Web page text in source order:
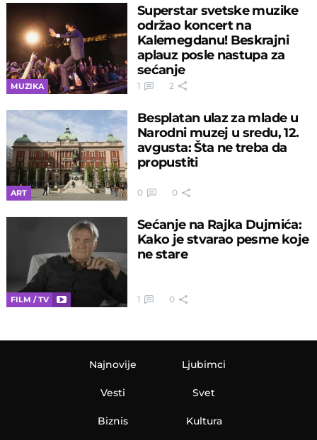
MUZIKA
Superstar svetske muzike
održao koncert na
Kalemegdanu! Beskrajni
aplauz posle nastupa za
sećanje
1 2
ART
Besplatan ulaz za mlade u
Narodni muzej u sredu, 12.
avgusta: Šta ne treba da
propustiti
0 0
FILM / TV
Sećanje na Rajka Dujmića:
Kako je stvarao pesme koje
ne stare
1 0
Najnovije
Vesti
Biznis
Ljubimci
Svet
Kultura